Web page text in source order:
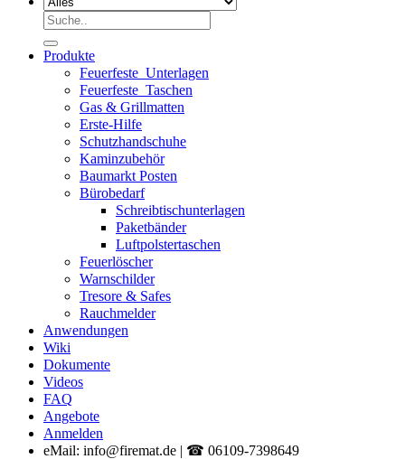
Suchen
Produkte
Feuerfeste_Unterlagen
Feuerfeste_Taschen
Gas & Grillmatten
Erste-Hilfe
Schutzhandschuhe
Kaminzubehör
Baumarkt Posten
Bürobedarf
Schreibtischunterlagen
Paketbänder
Luftpolstertaschen
Feuerlöscher
Warnschilder
Tresore & Safes
Rauchmelder
Anwendungen
Wiki
Dokumente
Videos
FAQ
Angebote
Anmelden
eMail: info@firemat.de | ☎ 06109-7398649